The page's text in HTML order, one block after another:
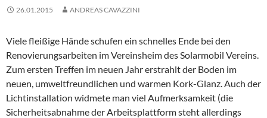
26.01.2015 ANDREAS CAVAZZINI
Viele fleißige Hände schufen ein schnelles Ende bei den
Renovierungsarbeiten im Vereinsheim des Solarmobil Vereins.
Zum ersten Treffen im neuen Jahr erstrahlt der Boden im
neuen, umweltfreundlichen und warmen Kork-Glanz. Auch der
Lichtinstallation widmete man viel Aufmerksamkeit (die
Sicherheitsabnahme der Arbeitsplattform steht allerdings